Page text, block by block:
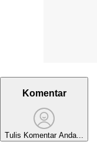
Komentar
Tulis Komentar Anda...